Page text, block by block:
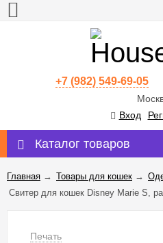
+7 (982) 549-69-05
Вход
Каталог товаров
Главная → Товары для кошек →
Свитер для кошек Disney Marie S,
Печать